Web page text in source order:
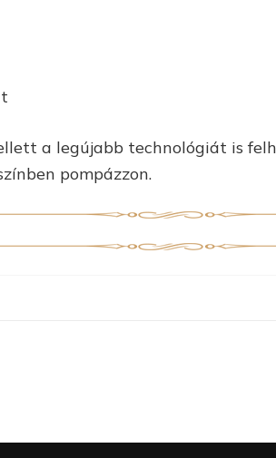
a legújabb technológiát is
pompázzon.